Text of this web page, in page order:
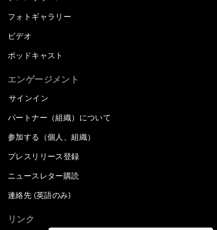
フォトギャラリー
ビデオ
ポッドキャスト
エンゲージメント
サインイン
パートナー（組織）について
参加する（個人、組織）
プレスリリース登録
ニュースレター購読
連絡先 (英語のみ)
リンク